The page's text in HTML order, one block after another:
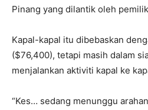
Pinang yang dilantik oleh
Kapal-kapal itu dibebaskan
($76,400), tetapi masih dalam
menjalankan aktiviti kapal ke
“Kes… sedang menunggu